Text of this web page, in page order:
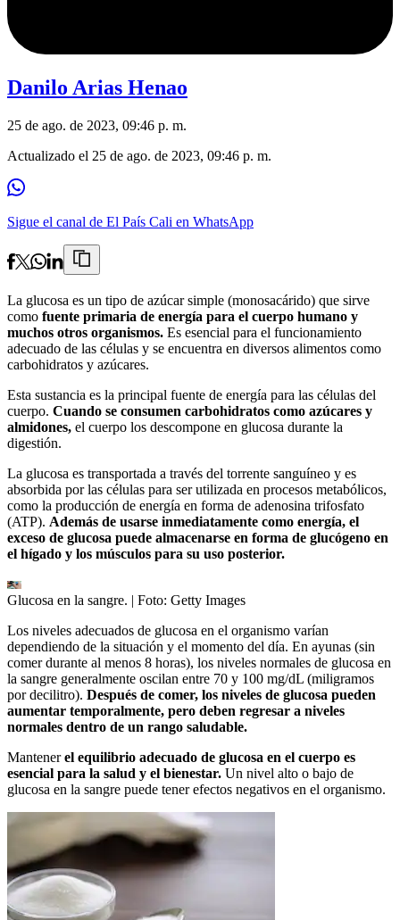
Danilo Arias Henao
25 de ago. de 2023, 09:46 p. m.
Actualizado el 25 de ago. de 2023, 09:46 p. m.
Sigue el canal de El País Cali en WhatsApp
La glucosa es un tipo de azúcar simple (monosacárido) que sirve
como fuente primaria de energía para el cuerpo humano y
muchos otros organismos. Es esencial para el funcionamiento
adecuado de las células y se encuentra en diversos alimentos como
carbohidratos y azúcares.
Esta sustancia es la principal fuente de energía para las células del
cuerpo. Cuando se consumen carbohidratos como azúcares y
almidones, el cuerpo los descompone en glucosa durante la
digestión.
La glucosa es transportada a través del torrente sanguíneo y es
absorbida por las células para ser utilizada en procesos metabólicos,
como la producción de energía en forma de adenosina trifosfato
(ATP). Además de usarse inmediatamente como energía, el
exceso de glucosa puede almacenarse en forma de glucógeno en
el hígado y los músculos para su uso posterior.
Glucosa en la sangre. | Foto: Getty Images
Los niveles adecuados de glucosa en el organismo varían
dependiendo de la situación y el momento del día. En ayunas (sin
comer durante al menos 8 horas), los niveles normales de glucosa en
la sangre generalmente oscilan entre 70 y 100 mg/dL (miligramos
por decilitro). Después de comer, los niveles de glucosa pueden
aumentar temporalmente, pero deben regresar a niveles
normales dentro de un rango saludable.
Mantenerel equilibrio adecuado de glucosa en el cuerpo es
esencial para la salud y el bienestar. Un nivel alto o bajo de
glucosa en la sangre puede tener efectos negativos en el organismo.